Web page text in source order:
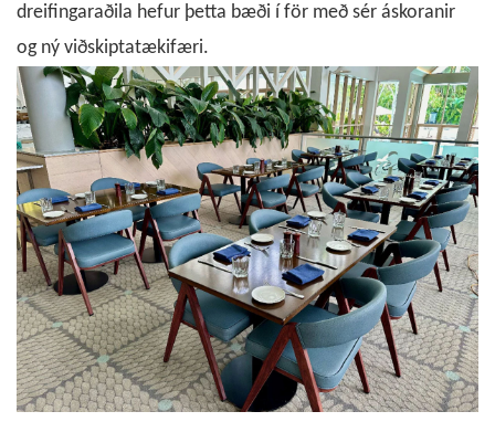
dreifingaraðila hefur þetta bæði í för með sér áskoranir
og ný viðskiptatækifæri.